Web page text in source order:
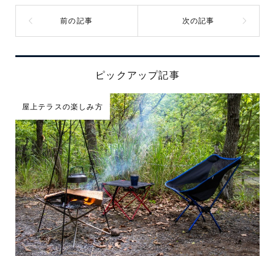
ピックアップ記事
屋上テラスの楽しみ方